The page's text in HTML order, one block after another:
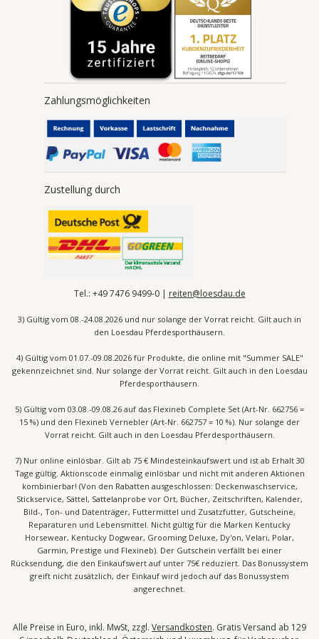
Zahlungsmöglichkeiten
Zustellung durch
Tel.: +49 74769499-0 | reiten@loesdau.de
3) Gültig vom 08.-24.08.2026 und nur solange der Vorrat reicht. Gilt auch in
den Loesdau Pferdesporthäusern.
4) Gültig vom 01.07.-09.08.2026 für Produkte, die online mit "Summer SALE"
gekennzeichnet sind. Nur solange der Vorrat reicht. Gilt auch in den Loesdau
Pferdesporthäusern.
5) Gültig vom 03.08.-09.08.26 auf das Flexineb Complete Set (Art-Nr. 662756 =
15 %) und den Flexineb Vernebler (Art-Nr. 662757 = 10 %). Nur solange der
Vorrat reicht. Gilt auch in den Loesdau Pferdesporthäusern.
7) Nur online einlösbar. Gilt ab 75 € Mindesteinkaufswert und ist ab Erhalt 30
Tage gültig. Aktionscode einmalig einlösbar und nicht mit anderen Aktionen
kombinierbar! (Von den Rabatten ausgeschlossen: Deckenwaschservice,
Stickservice, Sättel, Sattelanprobe vor Ort, Bücher, Zeitschriften, Kalender,
Bild-, Ton- und Datenträger, Futtermittel und Zusatzfutter, Gutscheine,
Reparaturen und Lebensmittel. Nicht gültig für die Marken Kentucky
Horsewear, Kentucky Dogwear, Grooming Deluxe, Dy'on, Velari, Polar,
Garmin, Prestige und Flexineb). Der Gutschein verfällt bei einer
Rücksendung, die den Einkaufswert auf unter 75€ reduziert. Das Bonussystem
greift nicht zusätzlich, der Einkauf wird jedoch auf das Bonussystem
angerechnet.
Alle Preise in Euro, inkl. MwSt, zzgl. Versandkosten. Gratis Versand ab 129